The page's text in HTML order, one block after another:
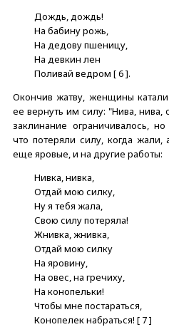
Дождь, дождь!
На бабину рожь,
На дедову пшеницу,
На девкин лен
Поливай ведром [ 6 ].
Окончив жатву, женщины
ее вернуть им силу: "Нива, нива,
заклинание ограничивалось,
что потеряли силу, когда
еще яровые, и на другие работы:
Нивка, нивка,
Отдай мою силку,
Ну я тебя жала,
Свою силу потеряла!
Жнивка, жнивка,
Отдай мою силку
На яровину,
На овес, на гречиху,
На конопельки!
Чтобы мне постараться,
Конопелек набраться! [ 7 ]